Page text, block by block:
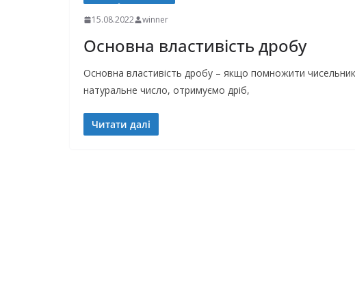
15.08.2022 winner
Основна властивість дробу
Основна властивість дробу – якщо помножити
натуральне число, отримуємо дріб,
Читати далі